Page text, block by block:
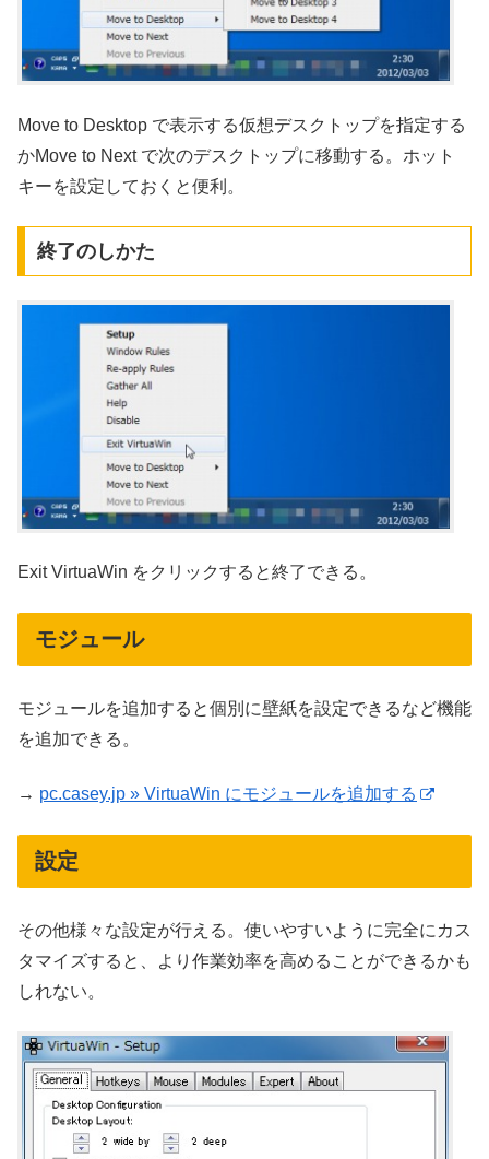
Move to Desktop で表示する仮想デスクトップを指定する
かMove to Next で次のデスクトップに移動する。ホット
キーを設定しておくと便利。
終了のしかた
Exit VirtuaWin をクリックすると終了できる。
モジュール
モジュールを追加すると個別に壁紙を設定できるなど機能
を追加できる。
→ pc.casey.jp » VirtuaWin にモジュールを追加する
設定
その他様々な設定が行える。使いやすいように完全にカス
タマイズすると、より作業効率を高めることができるかも
しれない。